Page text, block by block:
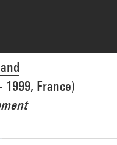
1999, France)
- Centre Pompidou, MNAM-CCI